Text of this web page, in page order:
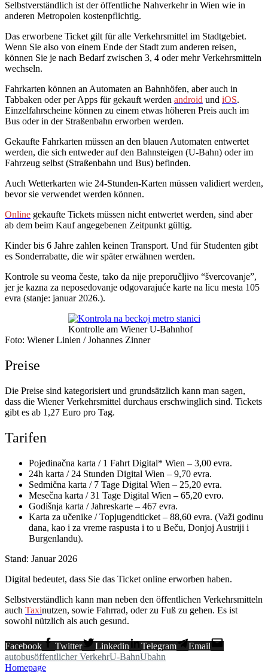
Selbstverständlich ist der öffentliche Nahverkehr in Wien wie in
anderen Metropolen kostenpflichtig.
Das erworbene Ticket gilt für alle Verkehrsmittel im Stadtgebiet.
Wenn Sie also von einem Ende der Stadt zum anderen reisen,
können Sie je nach Bedarf zwischen 3, 4 oder mehr Verkehrsmitteln
wechseln.
Fahrkarten können an Automaten an Bahnhöfen, aber auch in
Tabbaken oder per Apps für gekauft werden android und iOS.
Einzelfahrscheine können zu einem etwas höheren Preis auch im
Bus oder in der Straßenbahn erworben werden.
Gekaufte Fahrkarten müssen an den blauen Automaten entwertet
werden, die sich entweder auf den Bahnsteigen (U-Bahn) oder im
Fahrzeug selbst (Straßenbahn und Bus) befinden.
Auch Wetterkarten wie 24-Stunden-Karten müssen validiert werden,
bevor sie verwendet werden können.
Online gekaufte Tickets müssen nicht entwertet werden, sind aber
ab dem beim Kauf angegebenen Zeitpunkt gültig.
Kinder bis 6 Jahre zahlen keinen Transport. Und für Studenten gibt
es Sonderrabatte, die wir später erwähnen werden.
Kontrole su veoma česte, tako da nije preporučljivo “švercovanje”,
jer je kazna za neposedovanje odgovarajuće karte na licu mesta 105
evra (stanje: januar 2026.).
Kontrolle am Wiener U-Bahnhof
Foto: Wiener Linien / Johannes Zinner
Preise
Die Preise sind kategorisiert und grundsätzlich kann man sagen,
dass die Wiener Verkehrsmittel durchaus erschwinglich sind. Tickets
gibt es ab 1,27 Euro pro Tag.
Tarifen
Pojedinačna karta / 1 Fahrt Digital* Wien – 3,00 evra.
24h karta / 24 Stunden Digital Wien – 9,70 evra.
Sedmična karta / 7 Tage Digital Wien – 25,20 evra.
Mesečna karta / 31 Tage Digital Wien – 65,20 evro.
Godišnja karta / Jahreskarte – 467 evra.
Karta za učenike / Topjugendticket – 88,60 evra. (Važi godinu
dana, kao i za vreme raspusta i to u Beču, Donjoj Austriji i
Burgenlandu).
Stand: Januar 2026
Digital bedeutet, dass Sie das Ticket online erworben haben.
Selbstverständlich kann man neben den öffentlichen Verkehrsmitteln
auch Taxinutzen, sowie Fahrrad, oder zu Fuß zu gehen. Es ist
sowohl nützlich als auch gesund.
Facebook Twitter Linkedin Telegram
Email
autobusöffentlicher VerkehrU-BahnUbahn
Homepage